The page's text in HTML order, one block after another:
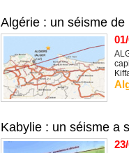
Algérie : un séisme
Kabylie : un séisme a